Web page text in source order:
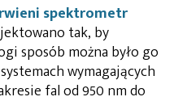
spektrometr
tak, by
sposób można było go
wymagających
fal od 950 nm do